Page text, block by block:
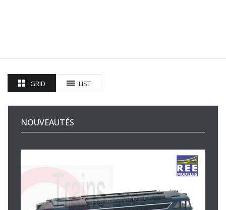
GRID LIST
NOUVEAUTÉS